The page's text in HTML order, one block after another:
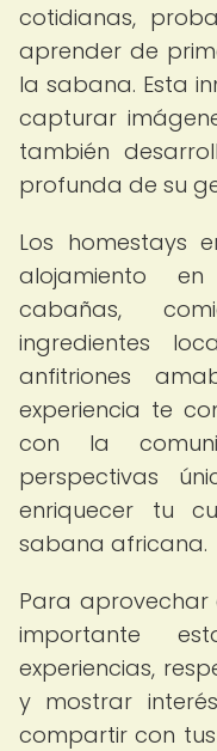
cotidianas,
aprender de
la sabana. Esta
capturar
también
profunda de su
Los homestays
alojamiento
cabañas,
ingredientes
anfitriones
experiencia te
con la
perspectivas
enriquecer tu
sabana africana.
Para aprovechar
importante
experiencias,
y mostrar
compartir con